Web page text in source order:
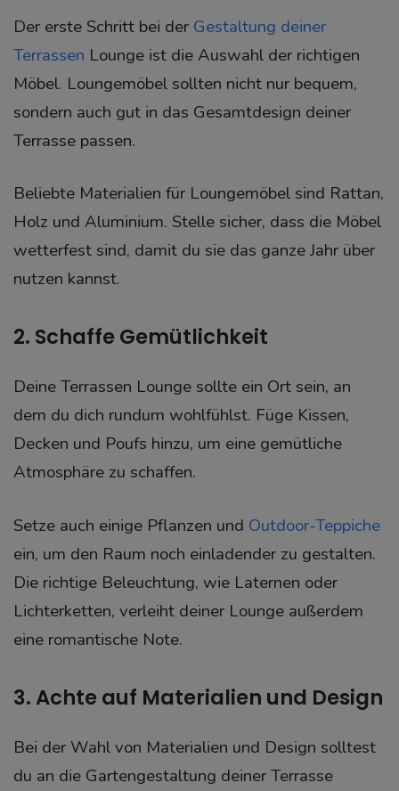
Der erste Schritt bei der Gestaltung deiner
Terrassen Lounge ist die Auswahl der richtigen
Möbel. Loungemöbel sollten nicht nur bequem,
sondern auch gut in das Gesamtdesign deiner
Terrasse passen.
Beliebte Materialien für Loungemöbel sind Rattan,
Holz und Aluminium. Stelle sicher, dass die Möbel
wetterfest sind, damit du sie das ganze Jahr über
nutzen kannst.
2. Schaffe Gemütlichkeit
Deine Terrassen Lounge sollte ein Ort sein, an
dem du dich rundum wohlfühlst. Füge Kissen,
Decken und Poufs hinzu, um eine gemütliche
Atmosphäre zu schaffen.
Setze auch einige Pflanzen und Outdoor-Teppiche
ein, um den Raum noch einladender zu gestalten.
Die richtige Beleuchtung, wie Laternen oder
Lichterketten, verleiht deiner Lounge außerdem
eine romantische Note.
3. Achte auf Materialien und Design
Bei der Wahl von Materialien und Design solltest
du an die Gartengestaltung deiner Terrasse